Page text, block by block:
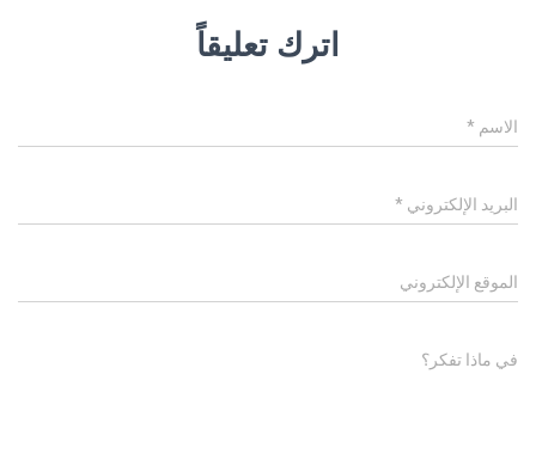
اترك تعليقاً
الاسم *
البريد الإلكتروني *
الموقع الإلكتروني
في ماذا تفكر؟